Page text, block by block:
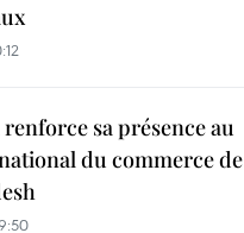
sa présence au
du commerce de